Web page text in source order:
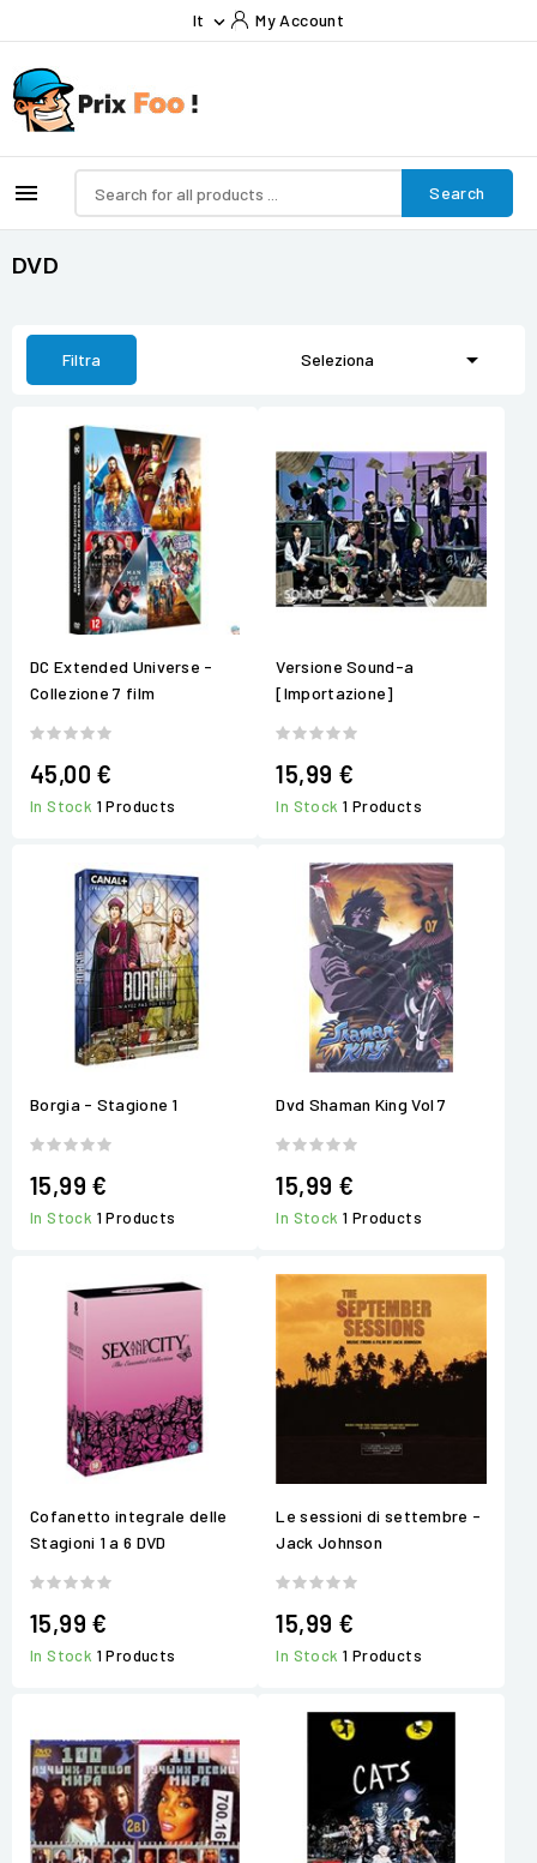
It  My Account
 Search
DVD
Filtra Seleziona 
DC Extended Universe -
Collezione 7 film
45,00 €
In Stock 1 Products
Versione Sound-a
[Importazione]
15,99 €
In Stock1 Products
Borgia - Stagione 1
15,99 €
In Stock 1 Products
Dvd Shaman King Vol 7
15,99 €
In Stock1 Products
Cofanetto integrale delle
Stagioni 1 a 6 DVD
15,99 €
In Stock 1 Products
Le sessioni di settembre -
Jack Johnson
15,99 €
In Stock1 Products